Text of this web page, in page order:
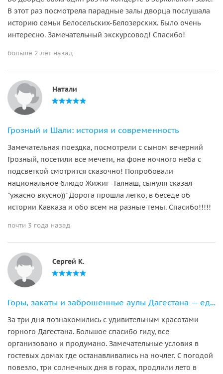
В этот раз посмотрела парадные залы дворца послушала
историю семьи Белосельских-Белозерских. Было очень
интересно. Замечательный экскурсовод! Спасибо!
больше 2 лет назад
Натали
Грозный и Шали: история и современность
Замечательная поездка, посмотрели с сыном вечерний
Грозный, посетили все мечети, на фоне ночного неба с
подсветкой смотрится сказочно! Попробовали
национальное блюдо Жижиг -Галнаш, сынуля сказал
"ужасно вкусно))" Дорога прошла легко, в беседе об
истории Кавказа и обо всем на разные темы. Спасибо!!!!!
почти 3 года назад
Сергей К.
Горы, закаты и заброшенные аулы Дагестана — едем в горы на выходные
За три дня познакомились с удивительным красотами
горного Дагестана. Большое спасибо гиду, все
организовано и продумано. Замечательные условия в
гостевых домах где останавливались на ночлег. С погодой
повезло, три солнечных дня в горах, продлили лето в